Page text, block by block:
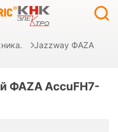
Jazzway ФAZA
ФАZА AccuFH7-